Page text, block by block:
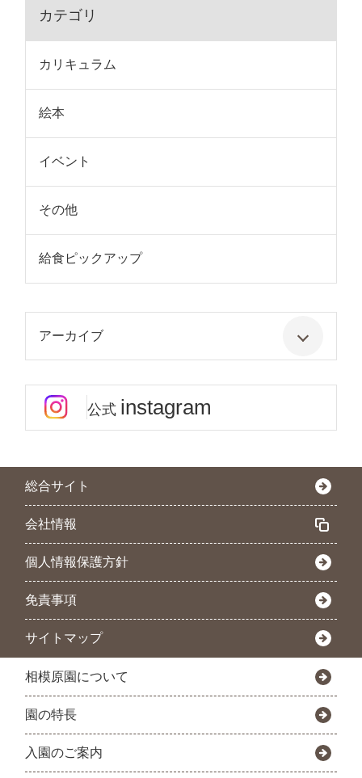
カテゴリ
カリキュラム
絵本
イベント
その他
給食ピックアップ
アーカイブ
公式 instagram
総合サイト
会社情報
個人情報保護方針
免責事項
サイトマップ
相模原園について
園の特長
入園のご案内